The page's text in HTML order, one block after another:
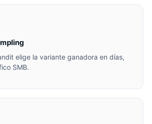
elige la variante ganadora en días,
SMB.